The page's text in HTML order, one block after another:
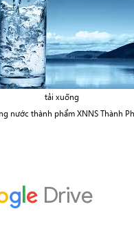
tải xuống
nước thành phẩm XNNS Thành